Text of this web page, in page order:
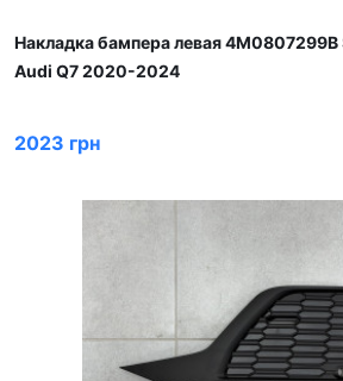
Накладка бампера левая 4M0807299B
Audi Q7 2020-2024
2023 грн